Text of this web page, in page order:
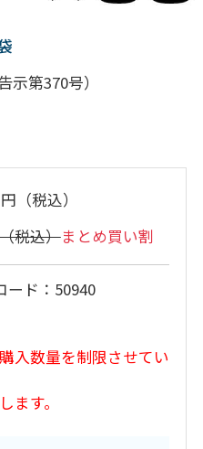
第370号）
まとめ買い割
ード
50940
入数量を制限させてい
ます。